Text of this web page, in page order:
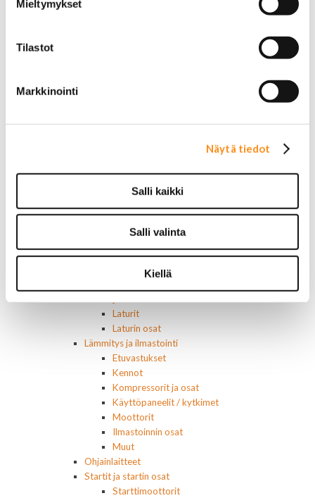
Mieltymykset
Tilastot
Markkinointi
Näytä tiedot
Salli kaikki
Salli valinta
Kiellä
Parkit / Vilkut
Sumu- ja peruutusvalot
Polttimot
Sähköosat
Laturit
Laturin osat
Lämmitys ja ilmastointi
Etuvastukset
Kennot
Kompressorit ja osat
Käyttöpaneelit / kytkimet
Moottorit
Ilmastoinnin osat
Muut
Ohjainlaitteet
Startit ja startin osat
Starttimoottorit